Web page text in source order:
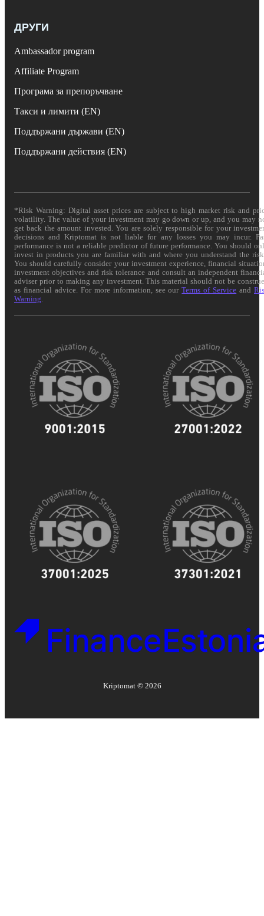
ДРУГИ
Ambassador program
Affiliate Program
Програма за препоръчване
Такси и лимити (EN)
Поддържани държави (EN)
Поддържани действия (EN)
*Risk Warning: Digital asset prices are subject to high market risk and
volatility. The value of your investment may go down or up, and you may
get back the amount invested. You are solely responsible for your
decisions and Kriptomat is not liable for any losses you may incur.
performance is not a reliable predictor of future performance. You should
invest in products you are familiar with and where you understand the
You should carefully consider your investment experience, financial
investment objectives and risk tolerance and consult an independent
adviser prior to making any investment. This material should not be
as financial advice. For more information, see ourTerms of Service and
Warning
Kriptomat © 2026